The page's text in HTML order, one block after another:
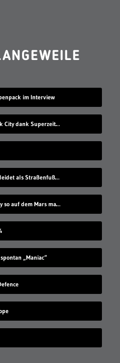
im Interview
Eingefrorenes New York City dank Superzeitlupe
Cristiano Ronaldo verkleidet als Straßenfußballer
Timelapse: was Curiosity so auf dem Mars macht
„Maniac“